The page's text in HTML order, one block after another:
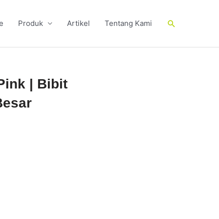
Produk Artikel Tentang Kami Cari
| Bibit